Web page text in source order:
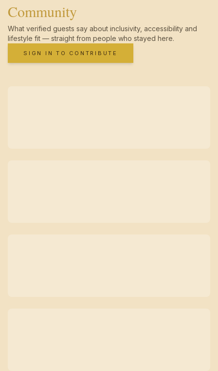
Community
What verified guests say about inclusivity, accessibility and
lifestyle fit — straight from people who stayed here.
SIGN IN TO CONTRIBUTE